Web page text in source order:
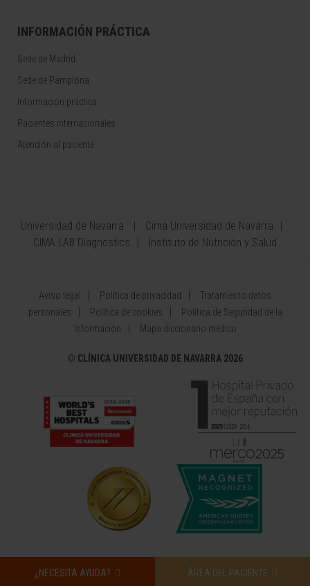
¿NECESITA AYUDA? ÁREA DEL PACIENTE
INFORMACIÓN PRÁCTICA
Sede de Madrid
Sede de Pamplona
Información práctica
Pacientes internacionales
Atención al paciente
Universidad de Navarra
Cima Universidad de Navarra
CIMA LAB Diagnostics
Instituto de Nutrición y Salud
Aviso legal Política de privacidad
Tratamiento datos
personales
Política de cookies
Política de Seguridad de la
Información
Mapa diccionario médico
© CLÍNICA UNIVERSIDAD DE NAVARRA 2026